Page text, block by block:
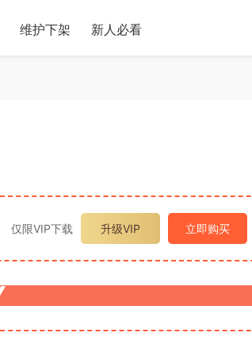
维护下架 新人必看
仅限VIP下载 升级VIP 立即购买